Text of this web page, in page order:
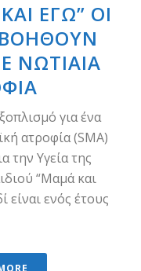
ΕΓΏ” ΟΙ
ΒΟΗΘΟΎΝ
ΝΩΤΙΑΊΑ
για ένα
ατροφία (SMA)
την Υγεία της
“Μαμά και
είναι ενός έτους